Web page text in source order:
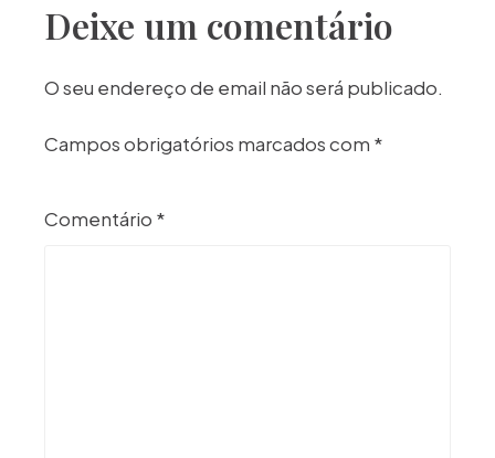
Deixe um comentário
O seu endereço de email não será publicado.
Campos obrigatórios marcados com *
Comentário *